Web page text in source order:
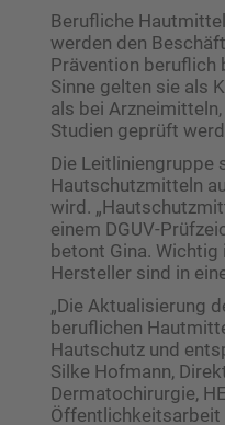
Berufliche
werden den
Prävention beruflich
Sinne gelten sie als
als bei
Studien geprüft
Die Leitliniengruppe
Hautschutzmitteln
wird.
einem DGUV-
betont Gina.
Hersteller sind in
„Die Aktualisierung
beruflichen
Hautschutz und
Silke Hofmann,
Dermatochirurgie,
Öffentlichkeitsarbeit